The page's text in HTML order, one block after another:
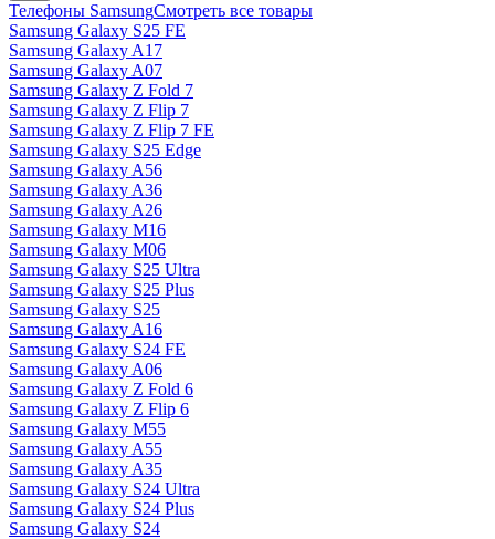
Телефоны SamsungСмотреть все товары
Samsung Galaxy S25 FE
Samsung Galaxy A17
Samsung Galaxy A07
Samsung Galaxy Z Fold 7
Samsung Galaxy Z Flip 7
Samsung Galaxy Z Flip 7 FE
Samsung Galaxy S25 Edge
Samsung Galaxy A56
Samsung Galaxy A36
Samsung Galaxy A26
Samsung Galaxy M16
Samsung Galaxy M06
Samsung Galaxy S25 Ultra
Samsung Galaxy S25 Plus
Samsung Galaxy S25
Samsung Galaxy A16
Samsung Galaxy S24 FE
Samsung Galaxy A06
Samsung Galaxy Z Fold 6
Samsung Galaxy Z Flip 6
Samsung Galaxy M55
Samsung Galaxy A55
Samsung Galaxy A35
Samsung Galaxy S24 Ultra
Samsung Galaxy S24 Plus
Samsung Galaxy S24